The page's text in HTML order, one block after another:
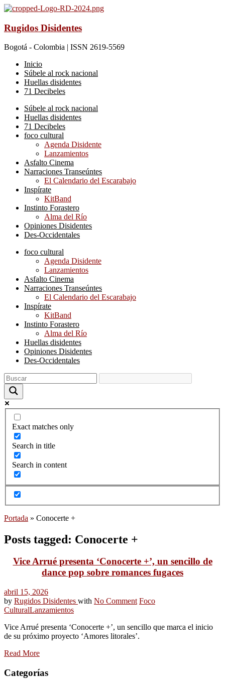
Rugidos Disidentes
Bogotá - Colombia | ISSN 2619-5569
Inicio
Súbele al rock nacional
Huellas disidentes
71 Decibeles
Súbele al rock nacional
Huellas disidentes
71 Decibeles
foco cultural
Agenda Disidente
Lanzamientos
Asfalto Cinema
Narraciones Transeúntes
El Calendario del Escarabajo
Inspírate
KitBand
Instinto Forastero
Alma del Río
Opiniones Disidentes
Des-Occidentales
foco cultural
Agenda Disidente
Lanzamientos
Asfalto Cinema
Narraciones Transeúntes
El Calendario del Escarabajo
Inspírate
KitBand
Instinto Forastero
Alma del Río
Huellas disidentes
Opiniones Disidentes
Des-Occidentales
Exact matches only
Search in title
Search in content
Portada » Conocerte +
Posts tagged: Conocerte +
Vice Arrué presenta ‘Conocerte +’, un sencillo de
dance pop sobre romances fugaces
abril 15, 2026
by Rugidos Disidentes with No Comment Foco
CulturalLanzamientos
Vice Arrué presenta ‘Conocerte +’, un sencillo que marca el inicio
de su próximo proyecto ‘Amores litorales’.
Read More
Categorías